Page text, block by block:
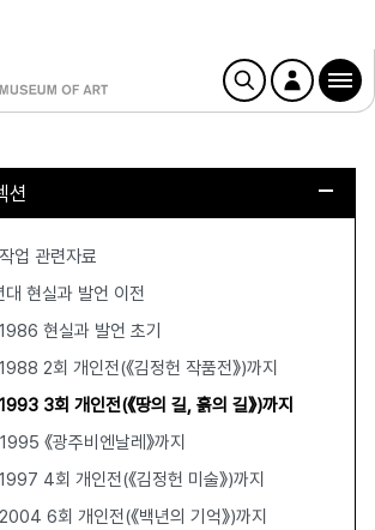
션
업 관련자료
현실과 발언 이전
현실과 발언 초기
2회 개인전(《김정헌 작품전》)까지
3회 개인전(《땅의 길, 흙의 길》)까지
《광주비엔날레》까지
4회 개인전(《김정헌 미술》)까지
6회 개인전(《백년의 기억》)까지